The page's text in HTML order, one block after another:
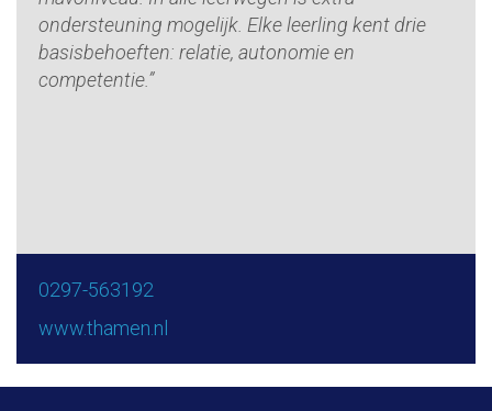
ondersteuning mogelijk. Elke leerling kent drie
basisbehoeften: relatie, autonomie en
competentie.”
0297-563192
www.thamen.nl